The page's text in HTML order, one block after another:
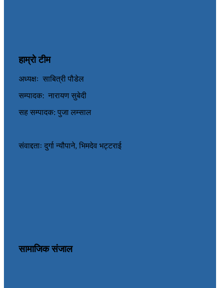
हाम्रो टीम
अध्यक्षः साबित्री पौडेल
सम्पादक: नारायण सुबेदी
सह सम्पादक: पुजा लम्साल
संवाद्दताः दुर्गा न्यौपाने, भिमदेव भट्टराई
सामाजिक संजाल